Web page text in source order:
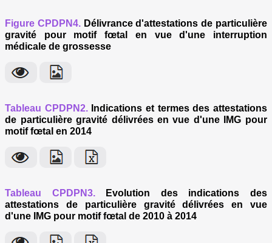
Figure CPDPN4.Délivrance d'attestations de particulière
gravité pour motif fœtal en vue d'une interruption
médicale de grossesse
Tableau CPDPN2.Indications et termes des attestations
de particulière gravité délivrées en vue d'une IMG pour
motif fœtal en 2014
Tableau CPDPN3.Evolution des indications des
attestations de particulière gravité délivrées en vue
d'une IMG pour motif fœtal de 2010 à 2014